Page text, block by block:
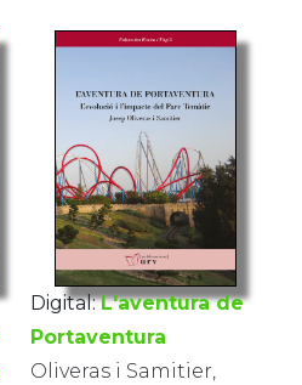
Digital: L'aventura de
Portaventura
Oliveras i Samitier,